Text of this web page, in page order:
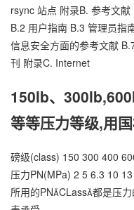
rsync 站点 附录B. 参考文
B.2 用户指南 B.3 管理员指
信息安全方面的参考文献
刊 附录C. Internet
150lb、
等等压力等级,用
磅级(class) 150 300 400
压力PN(MPa) 2 5 6.3 10
所用的PNCLass都是压